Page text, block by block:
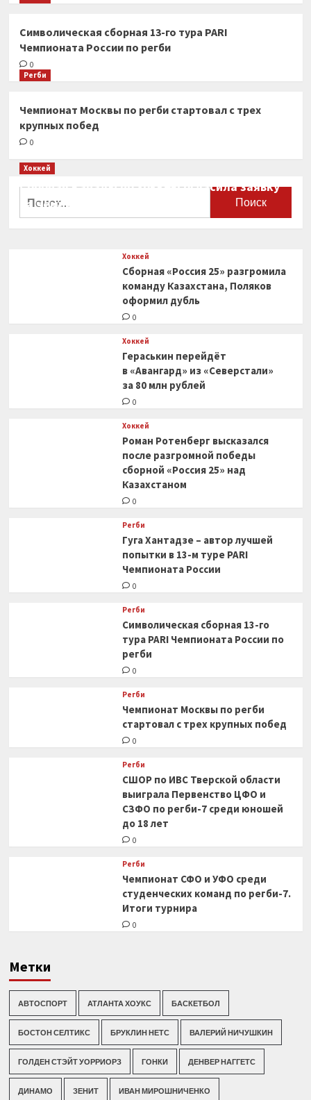
Символическая сборная 13-го тура PARI
Чемпионата России по регби
0
Регби
Чемпионат Москвы по регби стартовал с трех
крупных побед
0
Хоккей
Сборная Канады по хоккею огласила заявку
на чемпионат мира
Хоккей
Сборная «Россия 25» разгромила
команду Казахстана, Поляков
оформил дубль
0
Хоккей
Гераськин перейдёт
в «Авангард» из «Северстали»
за 80 млн рублей
0
Хоккей
Роман Ротенберг высказался
после разгромной победы
сборной «Россия 25» над
Казахстаном
0
Регби
Гуга Хантадзе – автор лучшей
попытки в 13-м туре PARI
Чемпионата России
0
Регби
Символическая сборная 13-го
тура PARI Чемпионата России по
регби
0
Регби
Чемпионат Москвы по регби
стартовал с трех крупных побед
0
Регби
СШОР по ИВС Тверской области
выиграла Первенство ЦФО и
СЗФО по регби-7 среди юношей
до 18 лет
0
Регби
Чемпионат СФО и УФО среди
студенческих команд по регби-7.
Итоги турнира
0
Метки
АВТОСПОРТ АТЛАНТА ХОУКС БАСКЕТБОЛ
БОСТОН СЕЛТИКС БРУКЛИН НЕТС ВАЛЕРИЙ НИЧУШКИН
ГОЛДЕН СТЭЙТ УОРРИОРЗ ГОНКИ ДЕНВЕР НАГГЕТС
ДИНАМО ЗЕНИТ ИВАН МИРОШНИЧЕНКО